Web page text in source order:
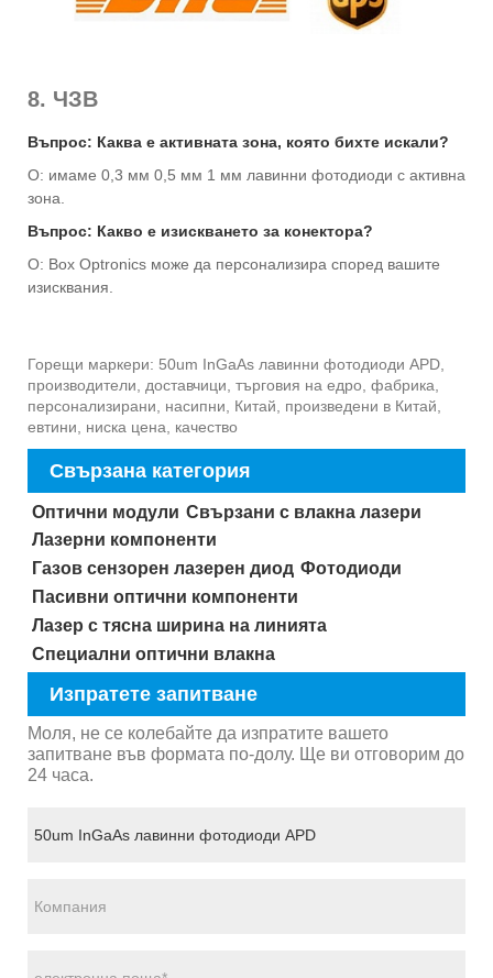
8. ЧЗВ
Въпрос: Каква е активната зона, която бихте искали?
О: имаме 0,3 мм 0,5 мм 1 мм лавинни фотодиоди с активна
зона.
Въпрос: Какво е изискването за конектора?
О: Box Optronics може да персонализира според вашите
изисквания.
Горещи маркери: 50um InGaAs лавинни фотодиоди APD,
производители, доставчици, търговия на едро, фабрика,
персонализирани, насипни, Китай, произведени в Китай,
евтини, ниска цена, качество
Свързана категория
Оптични модули Свързани с влакна лазери
Лазерни компоненти
Газов сензорен лазерен диод Фотодиоди
Пасивни оптични компоненти
Лазер с тясна ширина на линията
Специални оптични влакна
Изпратете запитване
Моля, не се колебайте да изпратите вашето
запитване във формата по-долу. Ще ви отговорим до
24 часа.